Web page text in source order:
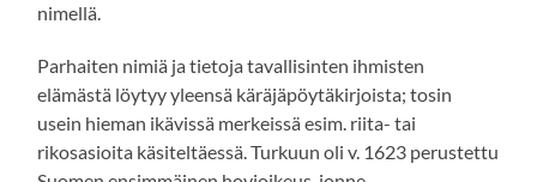
nimellä.
Parhaiten nimiä ja tietoja tavallisinten ihmisten
elämästä löytyy yleensä käräjäpöytäkirjoista; tosin
usein hieman ikävissä merkeissä esim. riita- tai
rikosasioita käsiteltäessä. Turkuun oli v. 1623 perustettu